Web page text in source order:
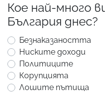
Кое най-много
България днес?
Безнаказаността
Ниските доходи
Политиците
Корупцията
Лошите пътища